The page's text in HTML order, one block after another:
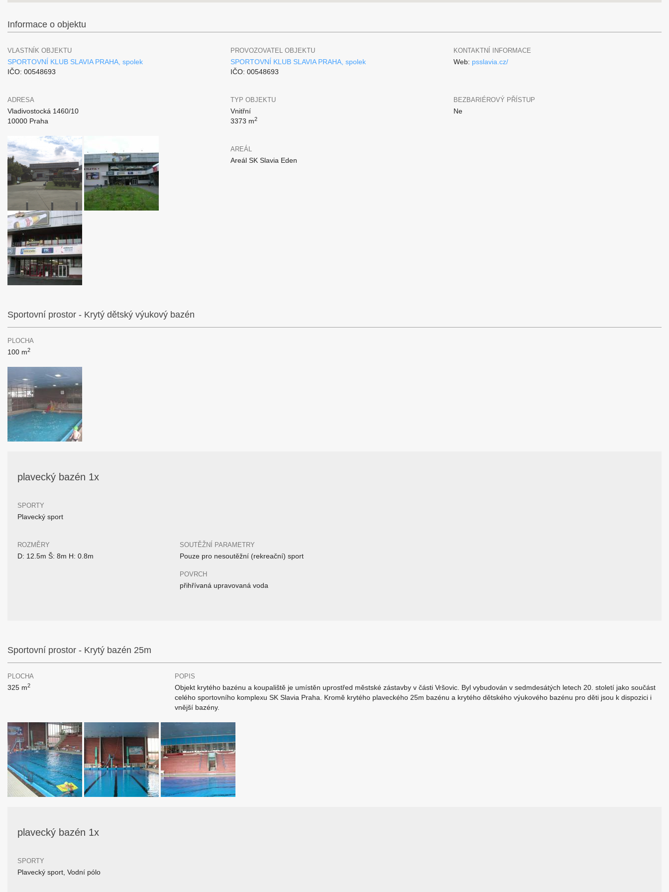
Informace o objektu
VLASTNÍK OBJEKTU
SPORTOVNÍ KLUB SLAVIA PRAHA, spolek
IČO: 00548693
PROVOZOVATEL OBJEKTU
SPORTOVNÍ KLUB SLAVIA PRAHA, spolek
IČO: 00548693
KONTAKTNÍ INFORMACE
Web: psslavia.cz/
ADRESA
Vladivostocká 1460/10
10000 Praha
TYP OBJEKTU
Vnitřní
3373 m2
BEZBARIÉROVÝ PŘÍSTUP
Ne
AREÁL
Areál SK Slavia Eden
Sportovní prostor - Krytý dětský výukový bazén
PLOCHA
100 m2
plavecký bazén 1x
SPORTY
Plavecký sport
ROZMĚRY
D: 12.5m Š: 8m H: 0.8m
SOUTĚŽNÍ PARAMETRY
Pouze pro nesoutěžní (rekreační) sport
POVRCH
přihřívaná upravovaná voda
Sportovní prostor - Krytý bazén 25m
PLOCHA
325 m2
POPIS
Objekt krytého bazénu a koupaliště je umístěn uprostřed městské zástavby v části Vršovic. Byl vybudován v sedmdesátých letech 20. století jako součást
celého sportovního komplexu SK Slavia Praha. Kromě krytého plaveckého 25m bazénu a krytého dětského výukového bazénu pro děti jsou k dispozici i
vnější bazény.
plavecký bazén 1x
SPORTY
Plavecký sport, Vodní pólo